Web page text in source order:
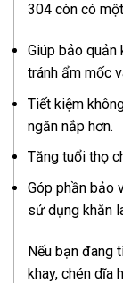
304 còn có
Giúp bảo quản
tránh ẩm mốc
Tiết kiệm
ngăn nắp hơn.
Tăng tuổi thọ
Góp phần bảo
sử dụng khăn
Nếu bạn đang
khay, chén dĩa